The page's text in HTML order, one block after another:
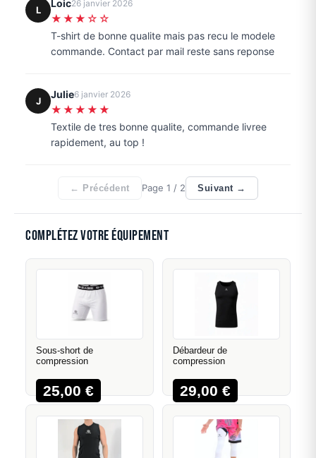
L
Loic26 janvier 2026
★★★☆☆
T-shirt de bonne qualite mais pas recu le modele
commande. Contact par mail reste sans reponse
J
Julie6 janvier 2026
★★★★★
Textile de tres bonne qualite, commande livree
rapidement, au top !
← Précédent Page1 / 2 Suivant →
Complétez votre équipement
Sous-short de
compression
25,00€
Débardeur de
compression
29,00€